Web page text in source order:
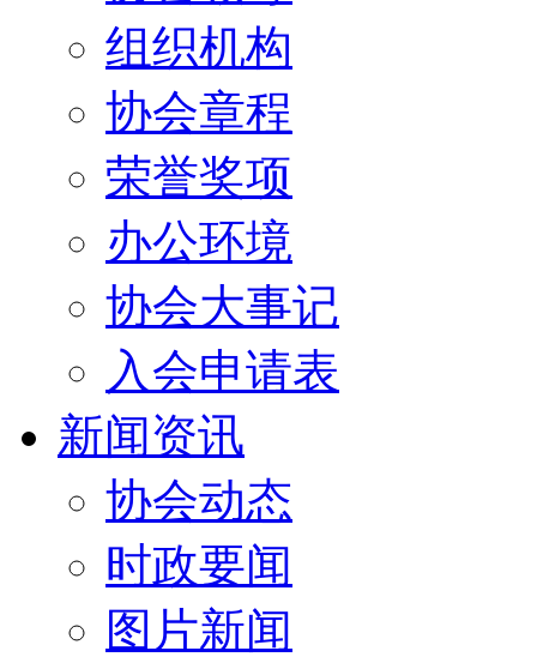
组织机构
协会章程
荣誉奖项
办公环境
协会大事记
入会申请表
新闻资讯
协会动态
时政要闻
图片新闻